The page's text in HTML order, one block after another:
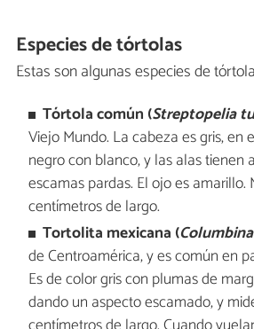
Especies de tórtolas
Estas son algunas especies de
Tórtola común (Streptopelia
Viejo Mundo. La cabeza es gris, en
negro con blanco, y las alas tienen
escamas pardas. El ojo es amarillo.
centímetros de largo.
Tortolita mexicana (
de Centroamérica, y es común en
Es de color gris con plumas de
dando un aspecto escamado, y